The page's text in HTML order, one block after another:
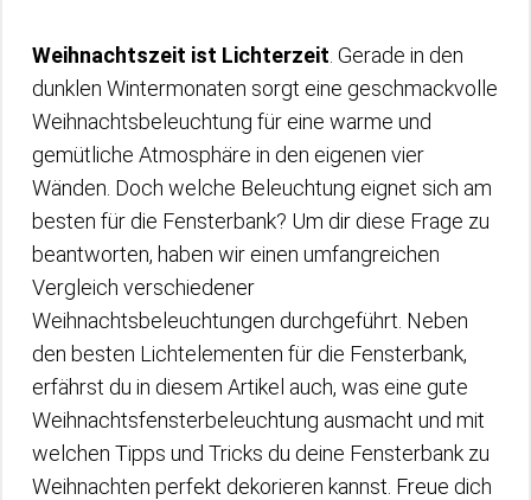
Weihnachtszeit ist Lichterzeit . Gerade in den
dunklen Wintermonaten sorgt eine geschmackvolle
Weihnachtsbeleuchtung für eine warme und
gemütliche Atmosphäre in den eigenen vier
Wänden. Doch welche Beleuchtung eignet sich am
besten für die Fensterbank? Um dir diese Frage zu
beantworten, haben wir einen umfangreichen
Vergleich verschiedener
Weihnachtsbeleuchtungen durchgeführt. Neben
den besten Lichtelementen für die Fensterbank,
erfährst du in diesem Artikel auch, was eine gute
Weihnachtsfensterbeleuchtung ausmacht und mit
welchen Tipps und Tricks du deine Fensterbank zu
Weihnachten perfekt dekorieren kannst. Freue dich